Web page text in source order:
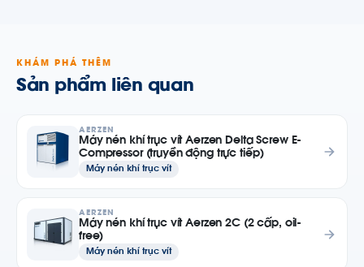
KHÁM PHÁ THÊM
Sản phẩm liên quan
AERZEN
Máy nén khí trục vít Aerzen Delta Screw E-
Compressor (truyền động trực tiếp)
Máy nén khí trục vít
AERZEN
Máy nén khí trục vít Aerzen 2C (2 cấp, oil-
free)
Máy nén khí trục vít